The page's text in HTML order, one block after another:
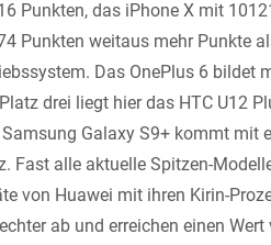
Punkten, das iPhone X mit
Punkten weitaus mehr Punkte
Das OnePlus 6 bildet
drei liegt hier das HTC U12
Samsung Galaxy S9+ kommt mit
Fast alle aktuelle Spitzen-
von Huawei mit ihren Kirin-
ab und erreichen einen